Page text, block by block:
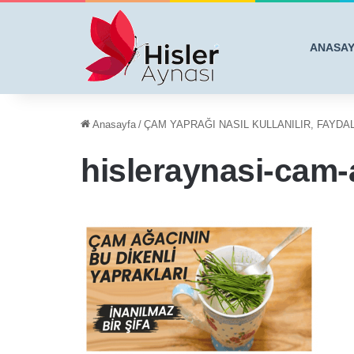
Anasayfa / ÇAM YAPRAĞI NASIL KULLANILIR,
hisleraynasi-